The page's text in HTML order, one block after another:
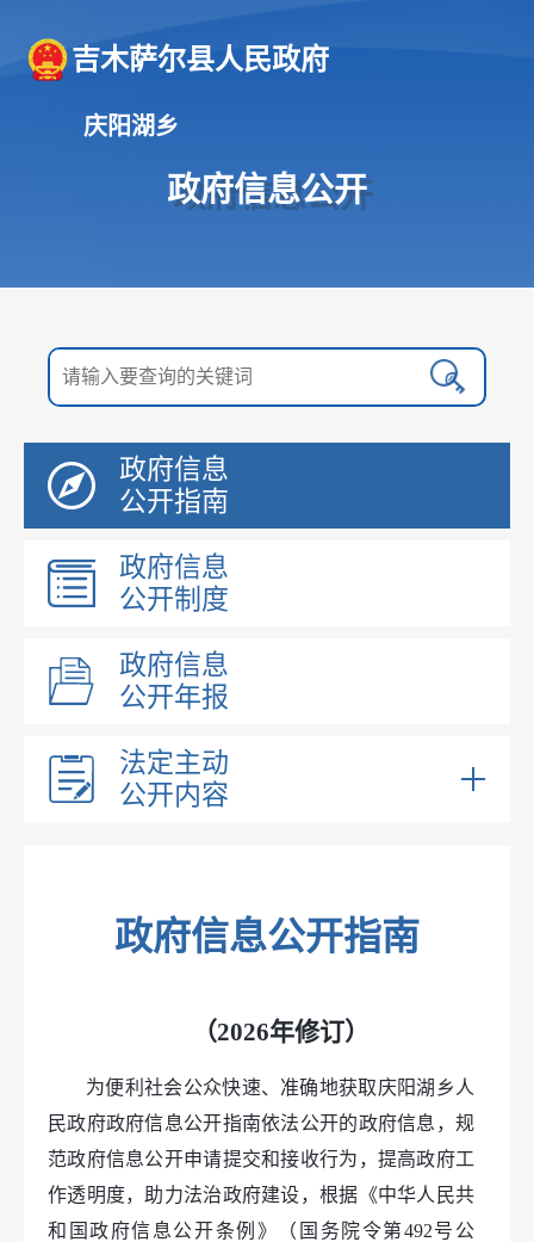
吉木萨尔县人民政府
庆阳湖乡
政府信息公开
政府信息
公开指南
政府信息
公开制度
政府信息
公开年报
法定主动
公开内容
内设机构政府信息公开指南
（2026年修订）
为便利社会公众快速、准确地获取庆阳湖乡人
民政府政府信息公开指南依法公开的政府信息，规
范政府信息公开申请提交和接收行为，提高政府工
作透明度，助力法治政府建设，根据《中华人民共
和国政府信息公开条例》（国务院令第492号公